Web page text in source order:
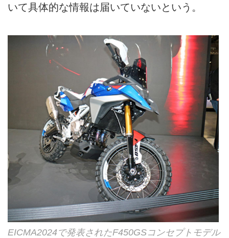
いて具体的な情報は届いていないという。
EICMA2024で発表されたF450GSコンセプトモデル